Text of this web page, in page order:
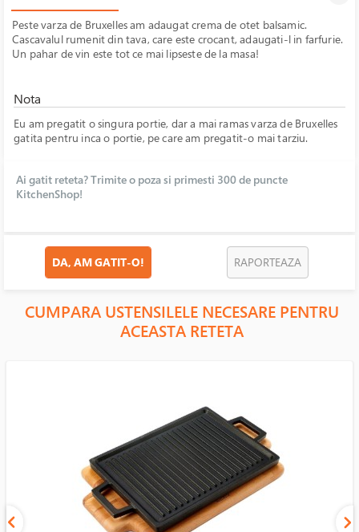
Peste varza de Bruxelles am adaugat crema de otet balsamic.
Cascavalul rumenit din tava, care este crocant, adaugati-l in farfurie.
Un pahar de vin este tot ce mai lipseste de la masa!
Nota
Eu am pregatit o singura portie, dar a mai ramas varza de Bruxelles
gatita pentru inca o portie, pe care am pregatit-o mai tarziu.
Ai gatit reteta? Trimite o poza si primesti 300 de puncte
KitchenShop!
DA, AM GATIT-O! RAPORTEAZA
CUMPARA USTENSILELE NECESARE PENTRU
ACEASTA RETETA